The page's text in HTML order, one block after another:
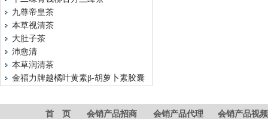
九尊帝皇茶
本草视清茶
大肚子茶
沛愈清
本草润清茶
金福力牌越橘叶黄素β-胡萝卜素胶囊
首 页 会销产品招商 会销产品代理 会销产品视频